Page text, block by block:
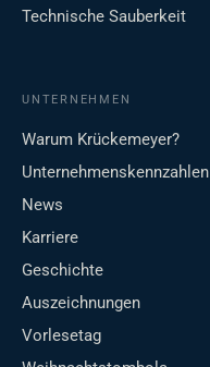
Technische Sauberkeit
UNTERNEHMEN
Warum Krückemeyer?
Unternehmenskennzahlen
News
Karriere
Geschichte
Auszeichnungen
Vorlesetag